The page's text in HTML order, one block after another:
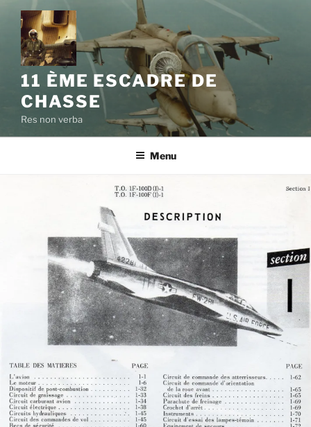
11 ÈME ESCADRE DE
CHASSE
Res non verba
Menu